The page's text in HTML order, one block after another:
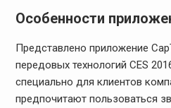
Особенности
Представлено приложение
передовых технологий CES
специально для клиентов
предпочитают пользоваться